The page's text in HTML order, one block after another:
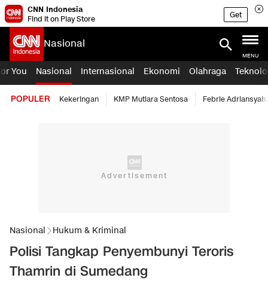
CNN Indonesia
Find it on Play Store
Get
Nasional
MENU
You Nasional Internasional Ekonomi Olahraga
POPULER Kekeringan KMP Mutiara Sentosa Febrie Adriansyah
Nasional Hukum & Kriminal
Polisi Tangkap Penyembunyi Teroris
Thamrin di Sumedang